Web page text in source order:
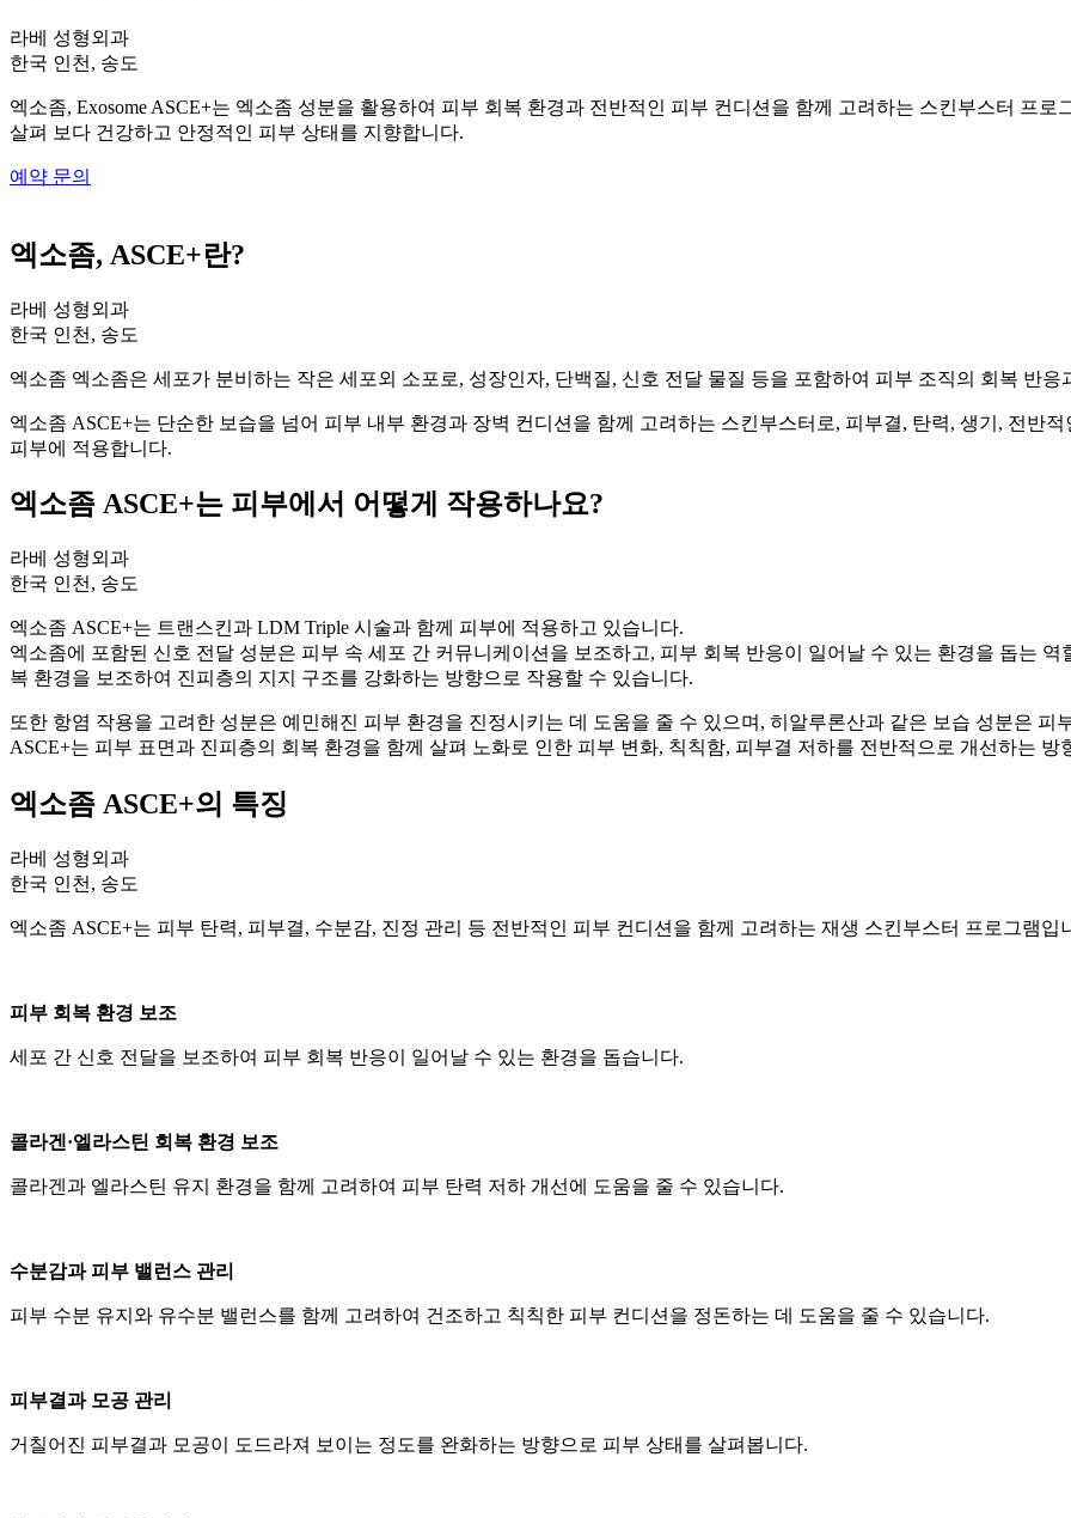
라베 성형외과
한국 인천, 송도
엑소좀, Exosome ASCE+는 엑소좀 성분을 활용하여 피부 회복 환경과 전반적인 피부 컨디션을 함께 고려하는 스킨부스터 프
살펴 보다 건강하고 안정적인 피부 상태를 지향합니다.
예약 문의
엑소좀, ASCE+란?
라베 성형외과
한국 인천, 송도
엑소좀 엑소좀은 세포가 분비하는 작은 세포외 소포로, 성장인자, 단백질, 신호 전달 물질 등을 포함하여 피부 조직의 회복 반
엑소좀 ASCE+는 단순한 보습을 넘어 피부 내부 환경과 장벽 컨디션을 함께 고려하는 스킨부스터로, 피부결, 탄력, 생기, 전반
피부에 적용합니다.
엑소좀 ASCE+는 피부에서 어떻게 작용하나요?
라베 성형외과
한국 인천, 송도
엑소좀 ASCE+는 트랜스킨과 LDM Triple 시술과 함께 피부에 적용하고 있습니다.
엑소좀에 포함된 신호 전달 성분은 피부 속 세포 간 커뮤니케이션을 보조하고, 피부 회복 반응이 일어날 수 있는 환경을 돕는
복 환경을 보조하여 진피층의 지지 구조를 강화하는 방향으로 작용할 수 있습니다.
또한 항염 작용을 고려한 성분은 예민해진 피부 환경을 진정시키는 데 도움을 줄 수 있으며, 히알루론산과 같은 보습 성분은
ASCE+는 피부 표면과 진피층의 회복 환경을 함께 살펴 노화로 인한 피부 변화, 칙칙함, 피부결 저하를 전반적으로 개선하는 방
엑소좀 ASCE+의 특징
라베 성형외과
한국 인천, 송도
엑소좀 ASCE+는 피부 탄력, 피부결, 수분감, 진정 관리 등 전반적인 피부 컨디션을 함께 고려하는 재생 스킨부스터 프로그램입
피부 회복 환경 보조
세포 간 신호 전달을 보조하여 피부 회복 반응이 일어날 수 있는 환경을 돕습니다.
콜라겐·엘라스틴 회복 환경 보조
콜라겐과 엘라스틴 유지 환경을 함께 고려하여 피부 탄력 저하 개선에 도움을 줄 수 있습니다.
수분감과 피부 밸런스 관리
피부 수분 유지와 유수분 밸런스를 함께 고려하여 건조하고 칙칙한 피부 컨디션을 정돈하는 데 도움을 줄 수 있습니다.
피부결과 모공 관리
거칠어진 피부결과 모공이 도드라져 보이는 정도를 완화하는 방향으로 피부 상태를 살펴봅니다.